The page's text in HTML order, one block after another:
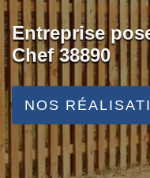
Entreprise
Chef 38890
NOS